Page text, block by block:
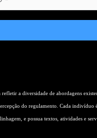
refletir a diversidade de abordagens
do regulamento. Cada indivíduo
e possua textos, atividades e